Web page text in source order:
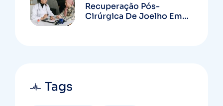
Recuperação Pós-
Cirúrgica De Joelho Em
Tags